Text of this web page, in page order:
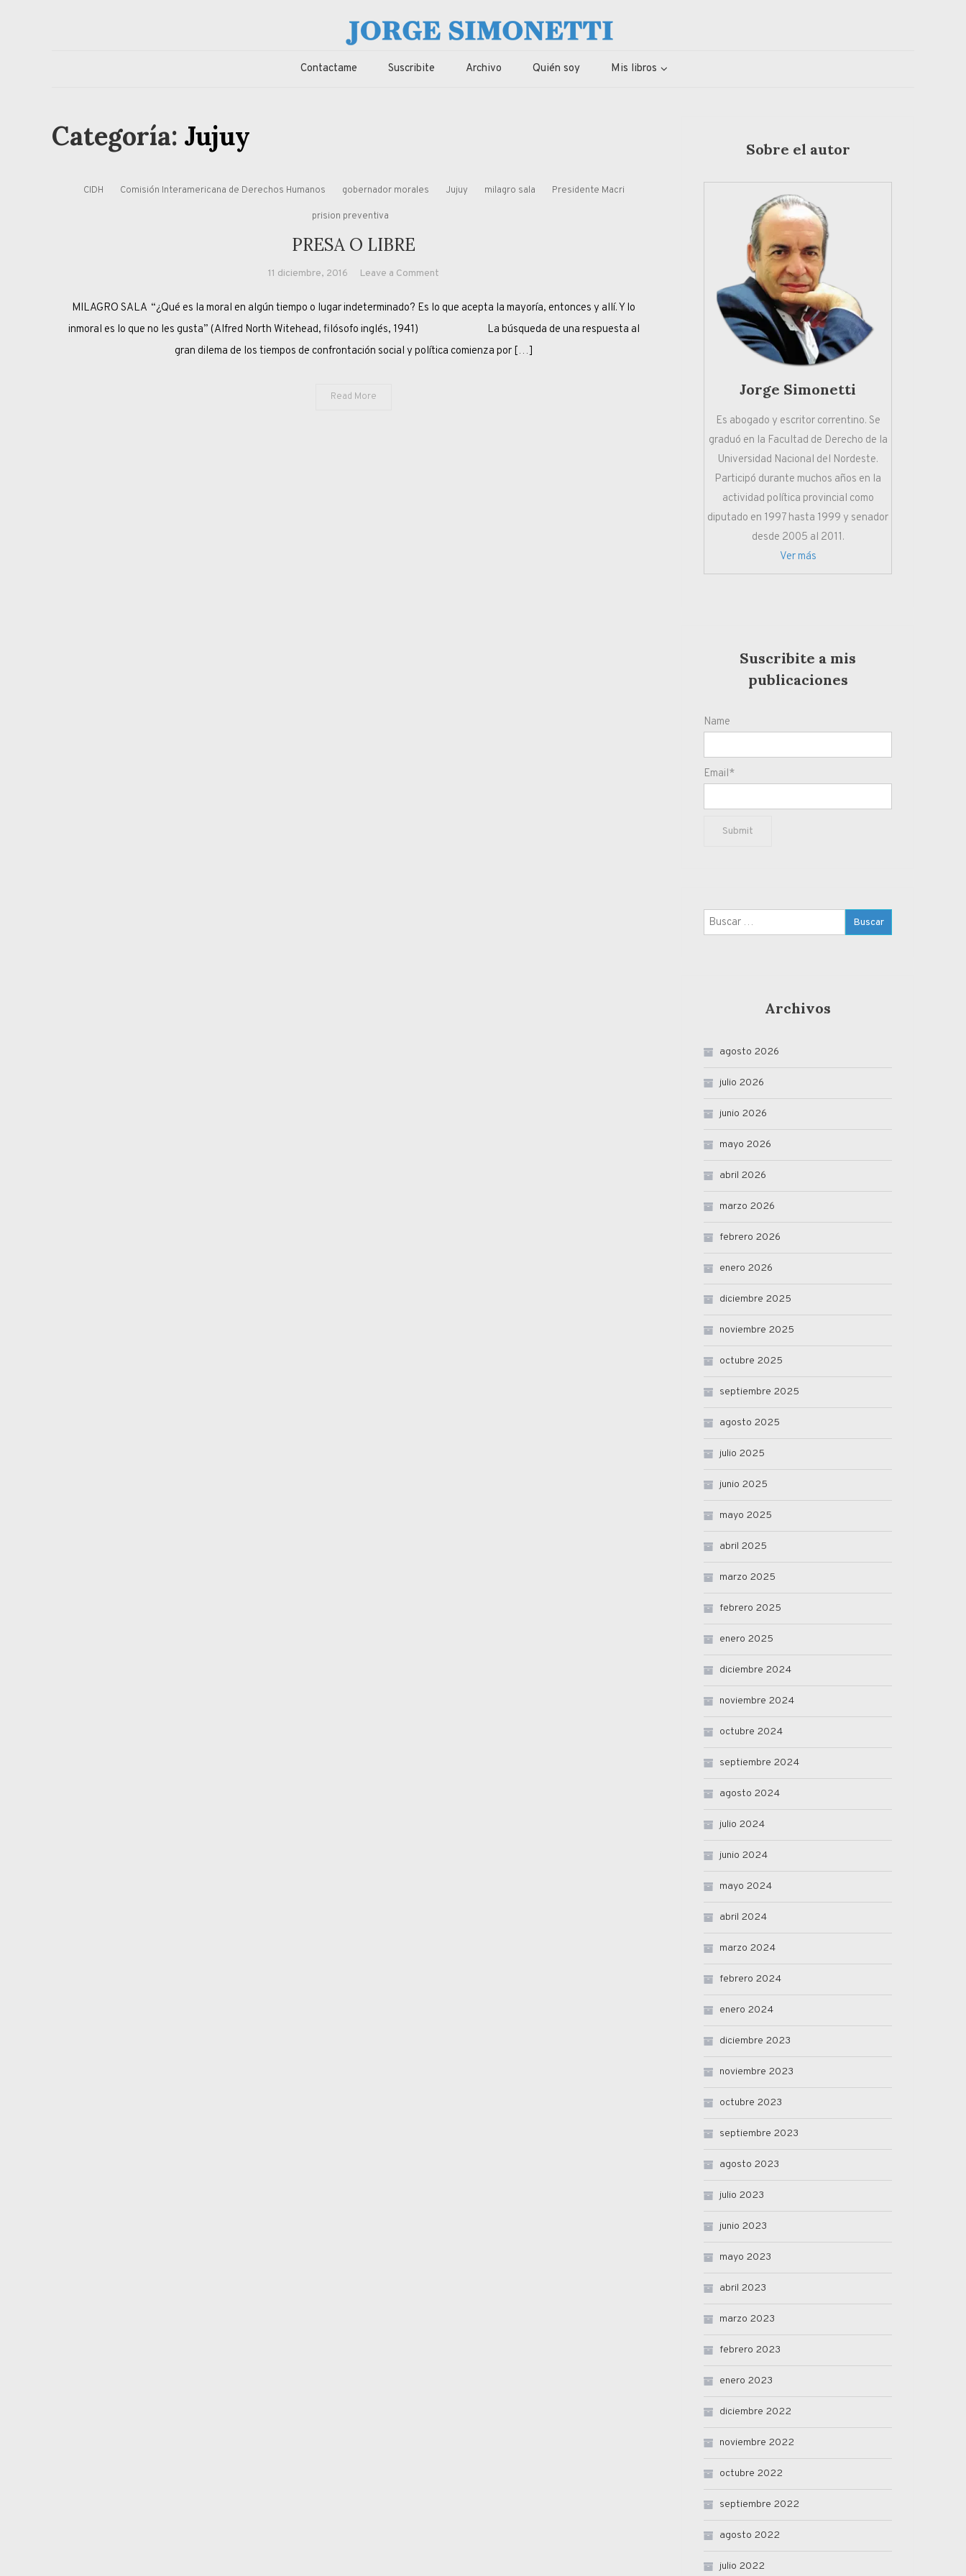
Jorge Eduardo Simonetti
Columna de opinión de doctor Jorge Simonetti sobre política, economia de Corrientes, Argentina y el Mundo
Contactame Suscribite Archivo Quién soy Mis libros
Categoría: Jujuy
CIDH Comisión Interamericana de Derechos Humanos gobernador morales Jujuy milagro sala Presidente Macri
prision preventiva
PRESA O LIBRE
11 diciembre, 2016 Leave a Comment
O
MILAGRO SALA “¿Qué es la moral en algún tiempo o lugar indeterminado? Es lo que acepta la mayoría, entonces y allí. Y lo
inmoral es lo que no les gusta” (Alfred North Witehead, filósofo inglés, 1941) La búsqueda de una respuesta al
gran dilema de los tiempos de confrontación social y política comienza por […]
Read More
Sobre el autor
Jorge Simonetti
Es abogado y escritor correntino. Se
graduó en la Facultad de Derecho de la
Universidad Nacional del Nordeste.
Participó durante muchos años en la
actividad política provincial como
diputado en 1997 hasta 1999 y senador
desde 2005 al 2011.
Ver más
Suscribite a mis
publicaciones
Name
Email*
Buscar:
Archivos
agosto 2026
julio 2026
junio 2026
mayo 2026
abril 2026
marzo 2026
febrero 2026
enero 2026
diciembre 2025
noviembre 2025
octubre 2025
septiembre 2025
agosto 2025
julio 2025
junio 2025
mayo 2025
abril 2025
marzo 2025
febrero 2025
enero 2025
diciembre 2024
noviembre 2024
octubre 2024
septiembre 2024
agosto 2024
julio 2024
junio 2024
mayo 2024
abril 2024
marzo 2024
febrero 2024
enero 2024
diciembre 2023
noviembre 2023
octubre 2023
septiembre 2023
agosto 2023
julio 2023
junio 2023
mayo 2023
abril 2023
marzo 2023
febrero 2023
enero 2023
diciembre 2022
noviembre 2022
octubre 2022
septiembre 2022
agosto 2022
julio 2022